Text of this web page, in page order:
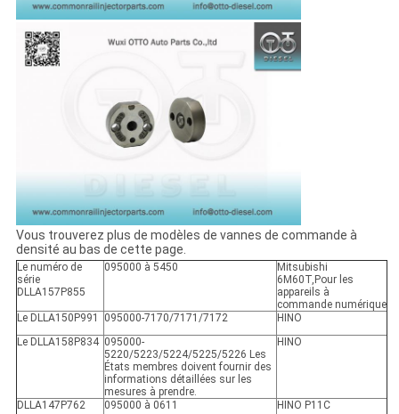
Vous trouverez plus de modèles de vannes de commande à
densité au bas de cette page.
Le numéro de
série
DLLA157P855
095000 à 5450
Mitsubishi
6M60T, Pour les
appareils à
commande numérique
Le DLLA150P991
095000-7170/7171/7172
HINO
Le DLLA158P834 095000-
5220/5223/5224/5225/5226 Les
États membres doivent fournir des
informations détaillées sur les
mesures à prendre.
HINO
DLLA147P762 095000 à 0611
HINO P11C